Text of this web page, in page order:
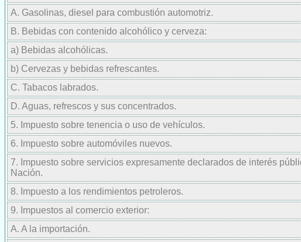
A. Gasolinas, diesel para combustión automotriz.
B. Bebidas con contenido alcohólico y cerveza:
a) Bebidas alcohólicas.
b) Cervezas y bebidas refrescantes.
C. Tabacos labrados.
D. Aguas, refrescos y sus concentrados.
5. Impuesto sobre tenencia o uso de vehículos.
6. Impuesto sobre automóviles nuevos.
7. Impuesto sobre servicios expresamente declarados de interés
Nación.
8. Impuesto a los rendimientos petroleros.
9. Impuestos al comercio exterior:
A. A la importación.